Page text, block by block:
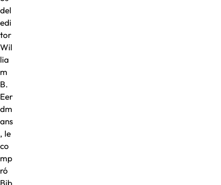
del
edi
tor
Wil
lia
m
B.
Eer
dm
ans
, le
co
mp
ró